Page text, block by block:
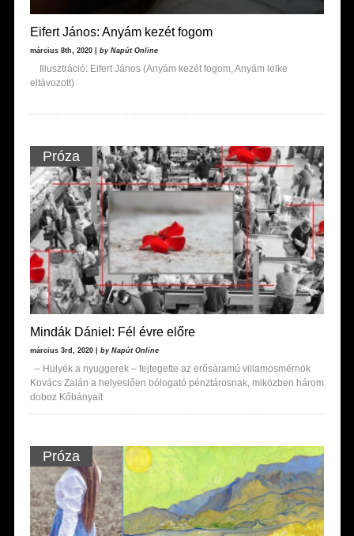
Eifert János: Anyám kezét fogom
március 8th, 2020 | by Napút Online
Illusztráció: Eifert János (Anyám kezét fogom, Anyám lelke
eltávozott)
Próza
Mindák Dániel: Fél évre előre
március 3rd, 2020 | by Napút Online
– Hülyék a nyuggerek – fejtegette az erősáramú villamosmérnök
Kovács Zalán a helyeslően bólogató pénztárosnak, miközben három
doboz Kőbányait
Próza